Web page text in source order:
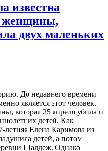
известна
женщины,
двух маленьких
До недавнего времени
является этот человек.
которая 25 апреля убила и
детей. Как
летняя Елена Каримова из
детей, а потом
Шалдеж. Однако